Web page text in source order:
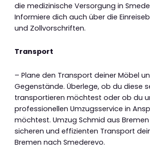
die medizinische Versorgung in
Informiere dich auch über die
und Zollvorschriften.
Transport
– Plane den Transport deiner Möbel
Gegenstände. Überlege, ob du diese
transportieren möchtest oder ob du
professionellen Umzugsservice in
möchtest. Umzug Schmid aus
sicheren und effizienten Transport
Bremen nach Smederevo.